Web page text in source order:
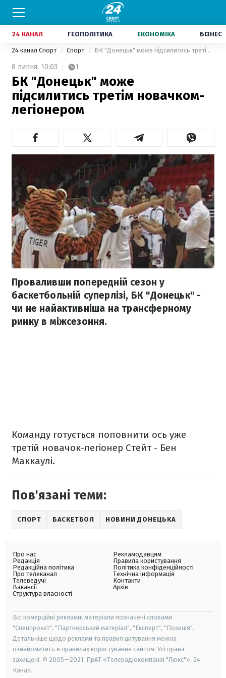
24 КАНАЛ ГЕОПОЛІТИКА ЕКОНОМІКА БІЗНЕС
24 канал Спорт Спорт БК "Донецьк" може підсилитись третім новачком-легіонером
8 липня, 10:03 1
БК "Донецьк" може
підсилитись третім новачком-
легіонером
Проваливши попередній сезон у
баскетбольній суперлізі, БК "Донецьк" -
чи не найактивніша на трансферному
ринку в міжсезоння.
Команду готується поповнити ось уже
третій новачок-легіонер Стейт - Бен
Маккаулі.
Пов'язані теми:
СПОРТ БАСКЕТБОЛ НОВИНИ ДОНЕЦЬКА
Про нас
Редакція
Редакційна політика
Про телеканал
Телеведучі
Вакансії
Структура власності
Рекламодавцям
Правила користування
Політика конфіденційності
Технічна інформація
Контакти
Архів
Всі комерційні рекламні матеріали позначені словами
"Спецпроєкт", "Партнерський матеріал", "Експерт", "Позиція".
Детальніше щодо реклами та правил цитування можна
ознайомитись в правилах користування сайтом. Усі права
захищені. © 2005—2021, ПрАТ «Телерадіокомпанія "Люкс"», 24
Канал.